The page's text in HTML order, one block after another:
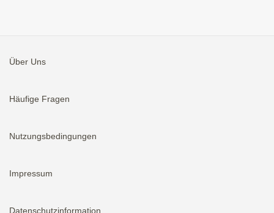
Über Uns
Häufige Fragen
Nutzungsbedingungen
Impressum
Datenschutzinformation